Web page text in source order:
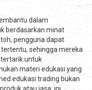
dalam
berdasarkan minat
pengguna dapat
sehingga mereka
untuk
materi edukasi yang
edukasi trading bukan
atau jasa; ini